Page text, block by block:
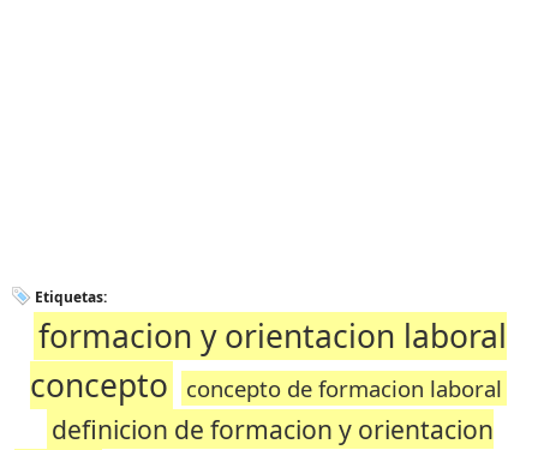
Etiquetas:
formacion y orientacion laboral
concepto
concepto de formacion laboral
definicion de formacion y orientacion